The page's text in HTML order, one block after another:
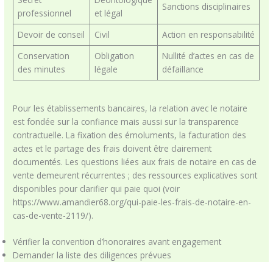
professionnel
et légal
Sanctions disciplinaires
Devoir de conseil Civil
Action en responsabilité
Conservation
des minutes
Obligation
légale
Nullité d’actes en cas de
défaillance
Pour les établissements bancaires, la relation avec le notaire
est fondée sur la confiance mais aussi sur la transparence
contractuelle. La fixation des émoluments, la facturation des
actes et le partage des frais doivent être clairement
documentés. Les questions liées aux frais de notaire en cas de
vente demeurent récurrentes ; des ressources explicatives sont
disponibles pour clarifier qui paie quoi (voir
https://www.amandier68.org/qui-paie-les-frais-de-notaire-en-
cas-de-vente-2119/).
Vérifier la convention d’honoraires avant engagement
Demander la liste des diligences prévues